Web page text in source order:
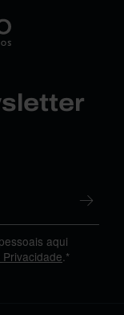
aqui
.*